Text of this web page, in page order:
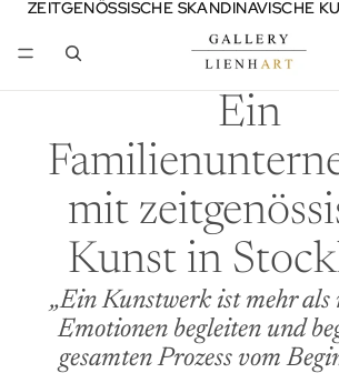
ZEITGENÖSSISCHE SKANDINAVISCHE
ZEITGENÖSSISCHE SKANDINAVISCHE
Ein
mit
Kunst in
„Ein Kunstwerk ist mehr als
Emotionen begleiten und
gesamten Prozess vom